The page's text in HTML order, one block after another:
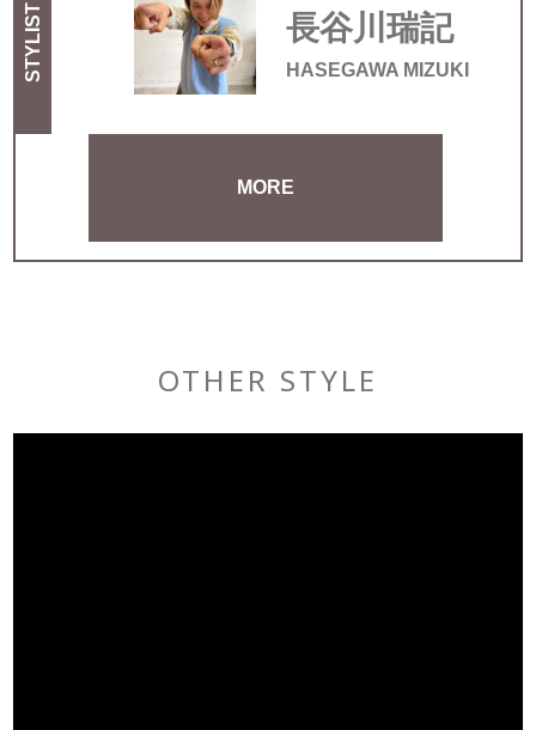
STYLIST 長谷川瑞記
HASEGAWA MIZUKI
MORE
OTHER STYLE